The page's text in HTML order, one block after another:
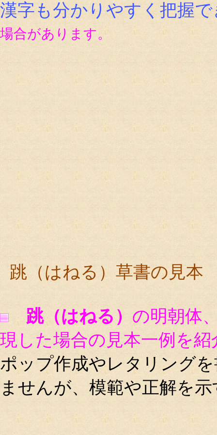
漢字も分かりやすく把握
場合があります。
跳（はねる）草書の見
跳（はねる） の明朝体
現した場合の見本一例を
ポップ作成やレタリング
ませんが、模範や正解を